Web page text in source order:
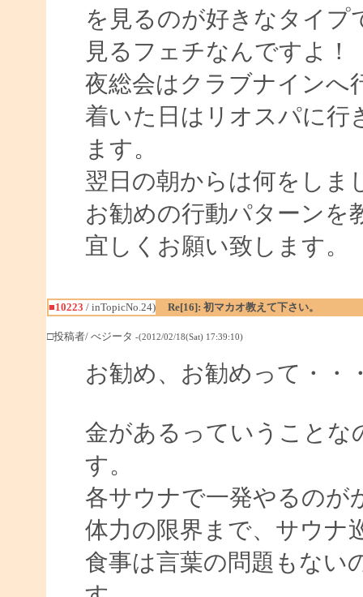
を見るのが好きなタイプ
見るフェチなんですよ
夜総会はクラブナインへ
着いた日はリオスパに行
ます。
翌日の朝からは何をしま
お勧めの行動パターンを
宜しくお願い致します。
■10223 / inTopicNo.24) Re[16]: 初マカオ教えて下さい。
□投稿者/ べジータ -(2012/02/18(Sat) 17:39:10)
お勧め、お勧めって・・
金があるっていうことな
す。
各サウナで一発やるのが
体力の限界まで、サウナ
食事は言葉の問題もない